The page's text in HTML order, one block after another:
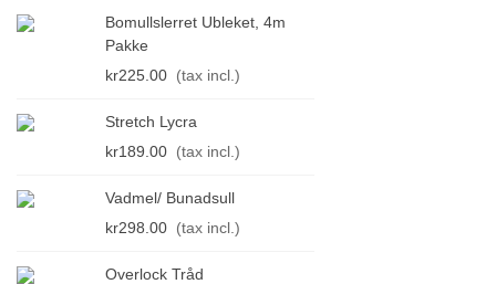
Bomullslerret Ubleket, 4m
Pakke
kr225.00 (tax incl.)
Stretch Lycra
kr189.00 (tax incl.)
Vadmel/ Bunadsull
kr298.00 (tax incl.)
Overlock Tråd